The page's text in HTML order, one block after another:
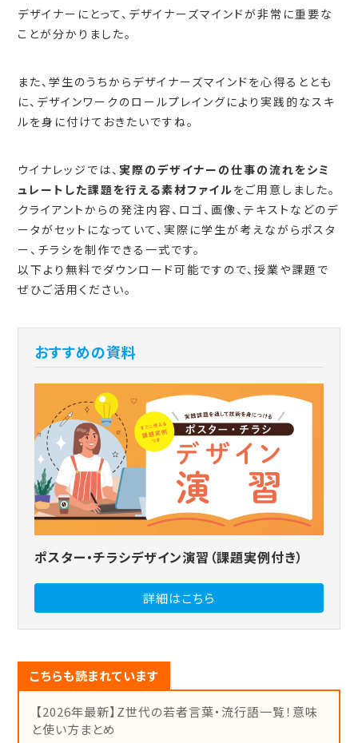
デザイナーにとって、デザイナーズマインドが非常に重要な
ことが分かりました。
また、学生のうちからデザイナーズマインドを心得るととも
に、デザインワークのロールプレイングにより実践的なスキ
ルを身に付けておきたいですね。
ウイナレッジでは、実際のデザイナーの仕事の流れをシミ
ュレートした課題を行える素材ファイルをご用意しました。
クライアントからの発注内容、ロゴ、画像、テキストなどのデ
ータがセットになっていて、実際に学生が考えながらポスタ
ー、チラシを制作できる一式です。
以下より無料でダウンロード可能ですので、授業や課題で
ぜひご活用ください。
おすすめの資料
ポスター・チラシデザイン演習（課題実例付き）
詳細はこちら
こちらも読まれています
【2026年最新】Z世代の若者言葉・流行語一覧！意味
と使い方まとめ